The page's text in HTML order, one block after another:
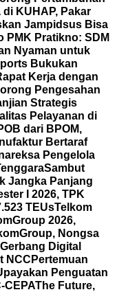
di KUHAP, Pakar
Jampidsus Bisa
PMK Pratikno: SDM
Nyaman untuk
Bukukan
Kerja dengan
Pengesahan
Strategis
Pelayanan di
dari BPOM,
Bertaraf
Pengelola
Sambut
Jangka Panjang
I 2026, TPK
TEUsTelkom
2026,
Nongsa
Digital
NCC Pertemuan
Penguatan
CEPAThe Future,